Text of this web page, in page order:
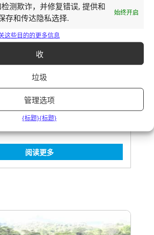
测欺诈，并修复错误, 提供和
存和传达隐私选择.
始终开启
这些目的的更多信息
收
垃圾
管理选项
{标题}{标题}
七色之地
七色土地，这是一片绿色环境中壮丽
阅读更多